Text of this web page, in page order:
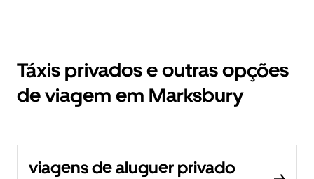
Táxis privados e outras opções
de viagem em Marksbury
viagens de aluguer privado